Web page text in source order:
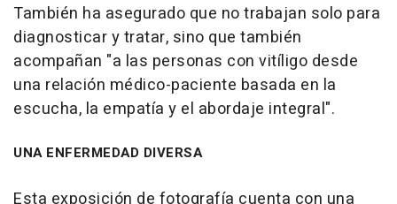
También ha asegurado que no trabajan solo para
diagnosticar y tratar, sino que también
acompañan "a las personas con vitíligo desde
una relación médico-paciente basada en la
escucha, la empatía y el abordaje integral".
UNA ENFERMEDAD DIVERSA
Esta exposición de fotografía cuenta con una